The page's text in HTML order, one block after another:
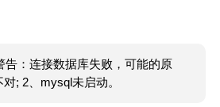
告：连接数据库失败，可能的原
; 2、mysql未启动。